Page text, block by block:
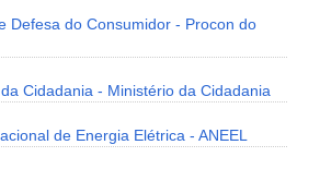
Defesa do Consumidor - Procon do
Cidadania - Ministério da Cidadania
de Energia Elétrica - ANEEL